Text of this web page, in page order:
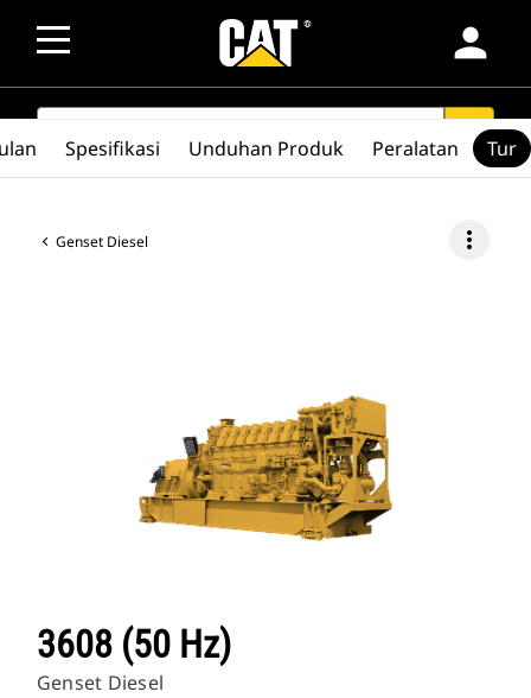
person
SEARCH search
Genset Diesel more_vert
3608 (50 Hz)
Genset Diesel
Spesifikasi Unduhan Produk Peralatan Tur